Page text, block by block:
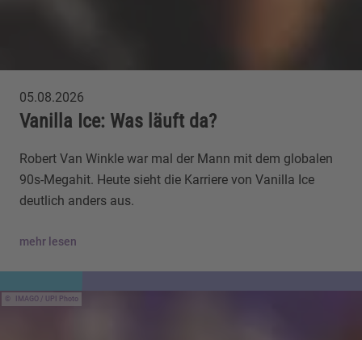
05.08.2026
Vanilla Ice: Was läuft da?
Robert Van Winkle war mal der Mann mit dem globalen
90s-Megahit. Heute sieht die Karriere von Vanilla Ice
deutlich anders aus.
mehr lesen
IMAGO / UPI Photo